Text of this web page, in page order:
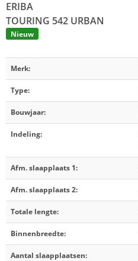
ERIBA
TOURING 542 URBAN
Nieuw
Merk:
Type:
Bouwjaar:
Indeling:
Afm. slaapplaats 1:
Afm. slaapplaats 2:
Totale lengte:
Binnenbreedte:
Aantal slaapplaatsen: